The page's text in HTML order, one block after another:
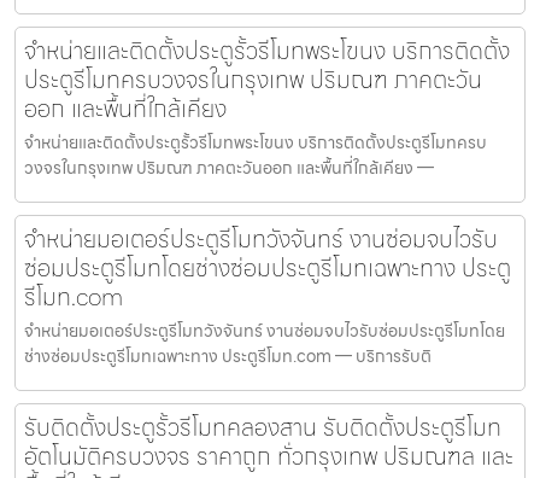
จำหน่ายและติดตั้งประตูรั้วรีโมทพระโขนง บริการติดตั้ง
ประตูรีโมทครบวงจรในกรุงเทพ ปริมณฑ ภาคตะวัน
ออก และพื้นที่ใกล้เคียง
จำหน่ายและติดตั้งประตูรั้วรีโมทพระโขนง บริการติดตั้งประตูรีโมทครบ
วงจรในกรุงเทพ ปริมณฑ ภาคตะวันออก และพื้นที่ใกล้เคียง —
จำหน่ายมอเตอร์ประตูรีโมทวังจันทร์ งานซ่อมจบไวรับ
ซ่อมประตูรีโมทโดยช่างซ่อมประตูรีโมทเฉพาะทาง ประตู
รีโมท.com
จำหน่ายมอเตอร์ประตูรีโมทวังจันทร์ งานซ่อมจบไวรับซ่อมประตูรีโมทโดย
ช่างซ่อมประตูรีโมทเฉพาะทาง ประตูรีโมท.com — บริการรับติ
รับติดตั้งประตูรั้วรีโมทคลองสาน รับติดตั้งประตูรีโมท
อัตโนมัติครบวงจร ราคาถูก ทั่วกรุงเทพ ปริมณฑล และ